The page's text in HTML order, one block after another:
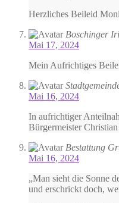
Herzliches Beileid
Boschinger
Mai 17, 2024
Mein Aufrichtiges
Mai 16, 2024
In aufrichtiger
Bürgermeister
Bestattung
Mai 16, 2024
„Man sieht die Sonne
und erschrickt doch,